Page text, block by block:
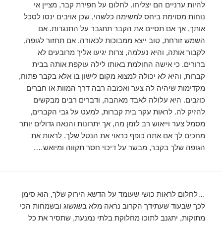
להיות ערניים הם יצליחו. לחלום על חפירת קבר, מציין אי
נוחות מסוימת ביחס למשימה כלשהי, שכן אויבים ינסו לסכל
אותך, אך אם תסיים את הקבר תתגבר על התנגדות. אם
השמש זורחת, טוב ייצא ממבוכות לכאורה. אם תחזור לגופה,
לקבור אותה, והיא נעלמה, צרות יגיעו אליך מרובעים לא
ברורים. כי אישה החולמת באותו לילה עוקפת אותה בבית
קברות, והיא לא יכולה למצוא מקום לישון בו אלא בקבר פתוח,
מקדימות שיהיה לה צער ואכזבה רבה דרך המוות או חברים
כוזבים. היא עלולה לאבד מאהבה, ודברים רבים מבקשים
להזיק לה. לראות עקר בית קברות, למעט על גבי הקברים,
מסמל צער וייאוש רב לזמן מה, אך יתרונות והנאה גדולים יותר
מחכים לך אם אתה כופף כראוי את הנטל שלך. לראות את
הגופה שלך בקבר, מבשר על דיכוי חסר תקווה ומיואש….
…לחלום לראות כושי שעומד על הדשא הירוק שלך, הוא סימן
לכך שבעוד שעתידך הקרוב נראה מלא בשגשוג ובשמחות הכי
מתוקות, יתגנב לתוכו מחלוקת בלתי נמנעת, שתסיר את כל